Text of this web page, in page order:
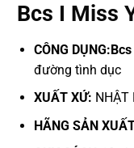
Bcs I Miss
CÔNG
đường tình dục
XUẤT XỨ: NHẬT
HÃNG SẢN